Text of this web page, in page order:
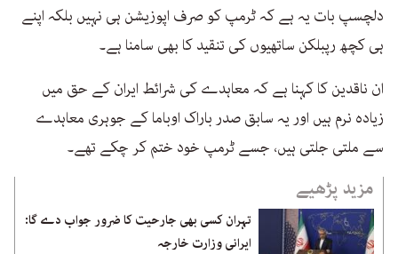
دلچسپ بات یہ ہے کہ ٹرمپ کو صرف اپوزیشن ہی نہیں بلکہ اپنے
ہی کچھ رپبلکن ساتھیوں کی تنقید کا بھی سامنا ہے۔
ان ناقدین کا کہنا ہے کہ معاہدے کی شرائط ایران کے حق میں
زیادہ نرم ہیں اور یہ سابق صدر باراک اوباما کے جوہری معاہدے
سے ملتی جلتی ہیں، جسے ٹرمپ خود ختم کر چکے تھے۔
مزید پڑھیے
تہران کسی بھی جارحیت کا ضرور جواب دے گا:
ایرانی وزارت خارجہ